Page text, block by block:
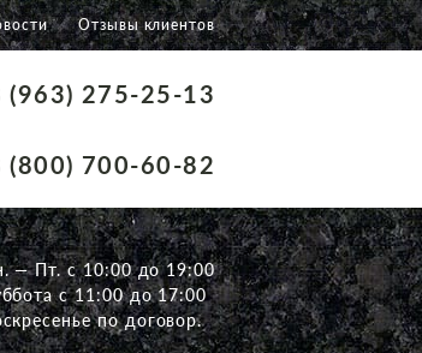
Отзывы клиентов
(963) 275-25-13
(800) 700-60-82
— Пт. с 10:00 до 19:00
с 11:00 до 17:00
по договор.